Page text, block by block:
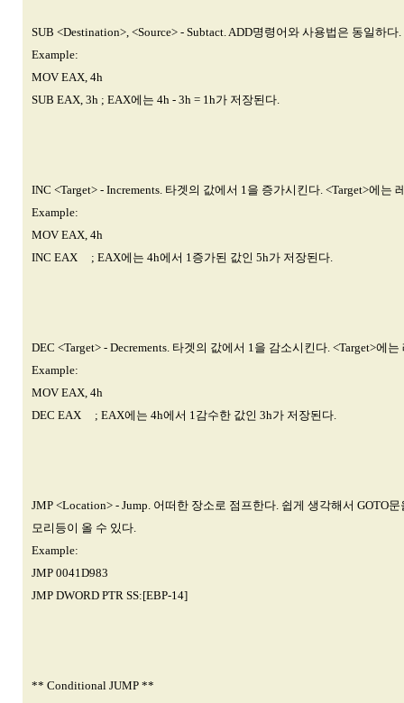
SUB <Destination>, <Source> - Subtact. ADD명령어와 사용법은 동일하
Example:
MOV EAX, 4h
SUB EAX, 3h ; EAX에는 4h - 3h = 1h가 저장된다.
INC <Target> - Increments. 타겟의 값에서 1을 증가시킨다. <Target>에
Example:
MOV EAX, 4h
INC EAX ; EAX에는 4h에서 1증가된 값인 5h가 저장된다.
DEC <Target> - Decrements. 타겟의 값에서 1을 감소시킨다. <Target>
Example:
MOV EAX, 4h
DEC EAX ; EAX에는 4h에서 1감수한 값인 3h가 저장된다.
JMP <Location> - Jump. 어떠한 장소로 점프한다. 쉽게 생각해서
모리등이 올 수 있다.
Example:
JMP 0041D983
JMP DWORD PTR SS:[EBP-14]
** Conditional JUMP **